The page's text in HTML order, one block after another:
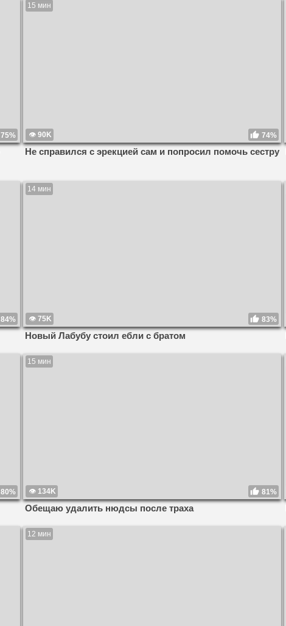
75%
15 мин
90K 74%
Не справился с эрекцией сам и попросил помочь сестру
84%
14 мин
75K 83%
Новый Лабубу стоил ебли с братом
80%
15 мин
134K 81%
Обещаю удалить нюдсы после траха
12 мин